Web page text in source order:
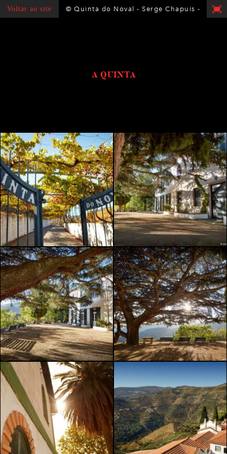
História
Vinhos
Azeite
Lojas
Galeria
Contacto
Voltar ao site © Quinta do Noval - Serge Chapuis - 2018
A QUINTA